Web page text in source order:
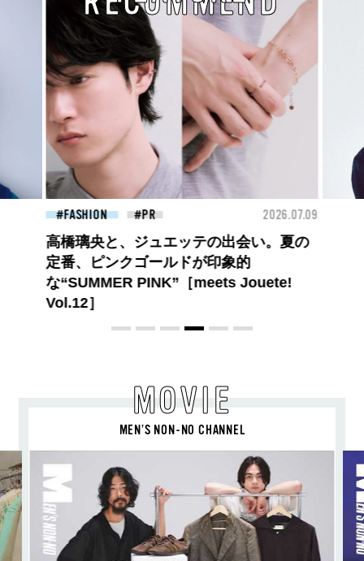
2026.07.09
。夏の
FASHION 2026.07.09
【PRADA × NI-KI(ENHYPEN)】時をかけ
る、ニューモード
MOVIE
MEN’S NON-NO CHANNEL